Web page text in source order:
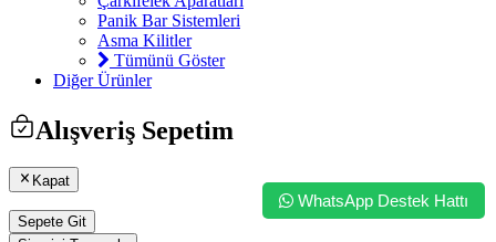
Panik Bar Sistemleri
Asma Kilitler
Tümünü Göster
Diğer Ürünler
Alışveriş Sepetim
Kapat
Sepete Git
WhatsApp Destek Hattı